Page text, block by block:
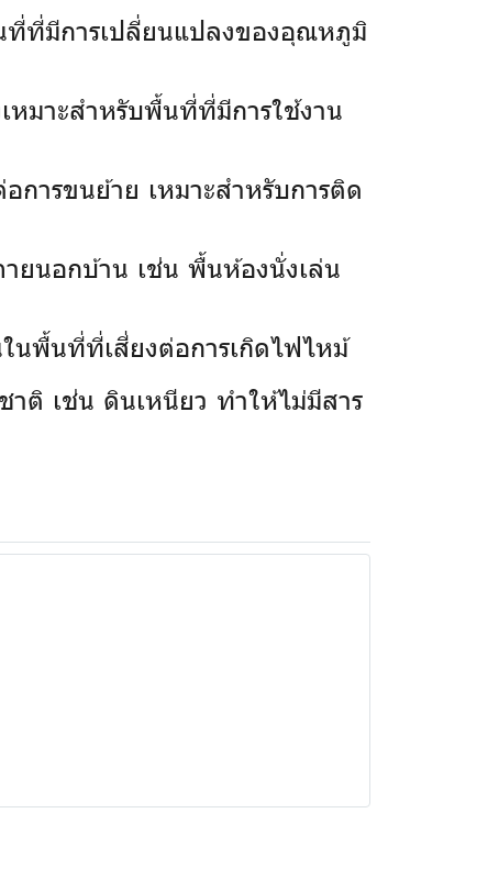
ที่ที่มีการเปลี่ยนแปลงของอุณหภูมิ
หมาะสำหรับพื้นที่ที่มีการใช้งาน
การขนย้าย เหมาะสำหรับการติด
ายนอกบ้าน เช่น พื้นห้องนั่งเล่น
นพื้นที่ที่เสี่ยงต่อการเกิดไฟไหม้
าติ เช่น ดินเหนียว ทำให้ไม่มีสาร